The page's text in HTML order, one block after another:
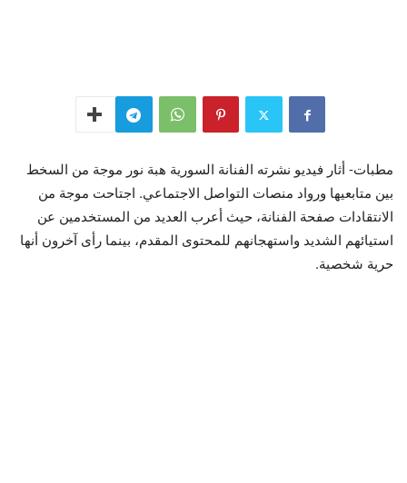
مطبات- أثار فيديو نشرته الفنانة السورية هبة نور موجة من السخط
بين متابعيها ورواد منصات التواصل الاجتماعي. اجتاحت موجة من
الانتقادات صفحة الفنانة، حيث أعرب العديد من المستخدمين عن
استيائهم الشديد واستهجانهم للمحتوى المقدم، بينما رأى آخرون أنها
حرية شخصية.